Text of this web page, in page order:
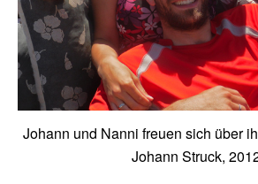
Johann und Nanni freuen sich über
Johann Struck,